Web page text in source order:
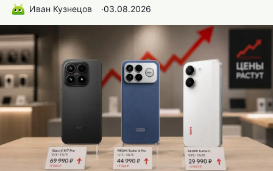
Иван Кузнецов ∙03.08.2026